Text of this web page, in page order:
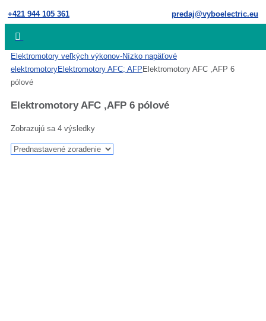
Skip
to
+421 944 105 361 predaj@vyboelectric.eu
Home
Elektromotory veľkých výkonov-Nízko napäťové
elektromotoryElektromotory AFC; AFP Elektromotory AFC ,AFP 6
pólové
Elektromotory AFC ,AFP 6 pólové
Zobrazujú sa 4 výsledky